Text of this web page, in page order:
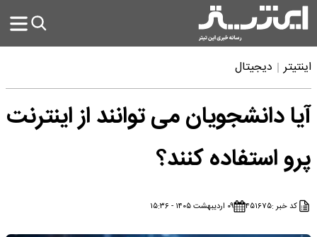
اینتیتر دیجیتال
آیا دانشجویان می توانند از اینترنت
پرو استفاده کنند؟
کد خبر :۴۵۱۶۷۵ ۰۹ اردیبهشت ۱۴۰۵ - ۱۵:۳۶